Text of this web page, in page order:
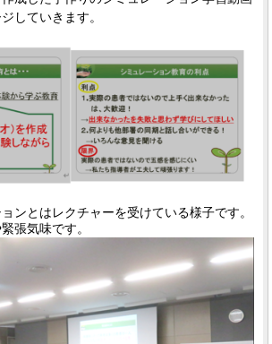
していきます。
ンとはレクチャーを受けている様子です。
張気味です。